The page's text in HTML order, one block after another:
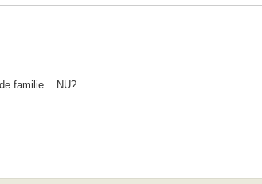
familie....NU?